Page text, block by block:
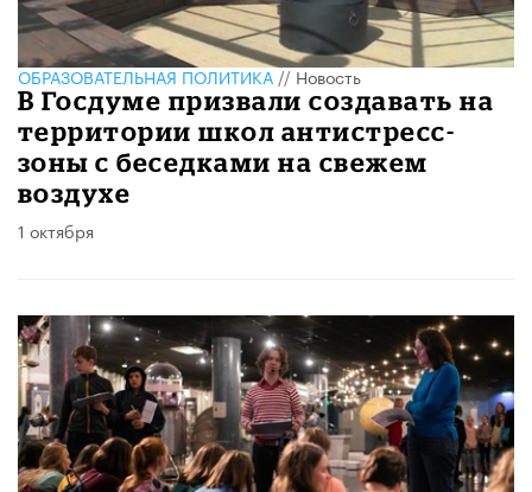
ОБРАЗОВАТЕЛЬНАЯ ПОЛИТИКА//Новость
В Госдуме призвали создавать на
территории школ антистресс-
зоны с беседками на свежем
воздухе
1 октября